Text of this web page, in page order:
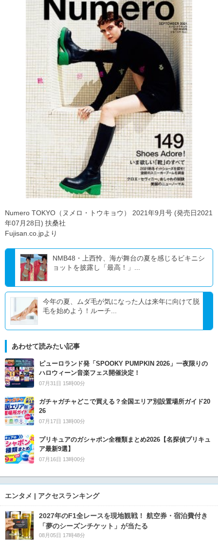
Numero TOKYO（ヌメロ・トウキョウ） 2021年9月号 (発売日2021
年07月28日) 扶桑社
Fujisan.co.jpより
NMB48・上西怜、海が舞台の夏を感じるビキニシ
ョットを披露し「最高！」...
今年の夏、ムダ毛が気になった人は来年に向けて脱
毛を始めよう！ルーチ...
あわせて読みたい記事
ピューロランド発「SPOOKY PUMPKIN 2026」一夜限りの
ハロウィーン音楽フェス開催決定！
07月31日 15時00分
ガチャガチャどこで買える？全国エリア別設置場所ガイド20
26
07月17日 13時00分
プリキュアのガシャポン全種類まとめ2026【名探偵プリキュ
ア最新9選】
07月16日 13時00分
エンタメ | アクセスランキング
2027年のF1全レースを現地観戦！ 航空券・宿泊費付き
「夢のシーズンチケット」が当たる
08月05日 17時48分